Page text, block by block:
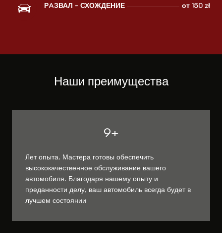
РAЗВАЛ - СХОЖДЕНИЕ от 150 zł
Наши преимущества
9+
Лет опыта. Мастера готовы обеспечить
высококачественное обслуживание вашего
автомобиля. Благодаря нашему опыту и
преданности делу, ваш автомобиль всегда будет в
лучшем состоянии